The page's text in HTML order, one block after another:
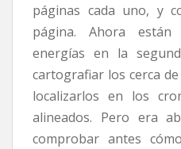
páginas cada uno, y
página. Ahora están
energías en la
cartografiar los cerca
localizarlos en los
alineados. Pero era
comprobar antes